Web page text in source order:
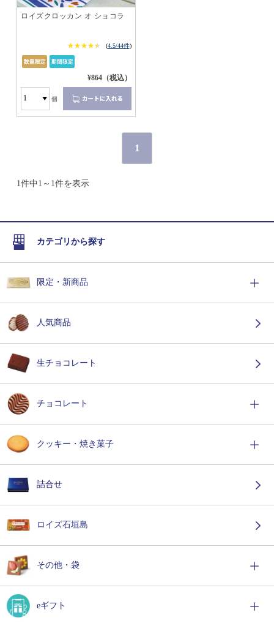
ロイズクロッカン オ ショコラ
★★★★★
★★★★★ (4.5/44件)
¥864（税込）
個
1
1件中1～1件を表示
カテゴリから探す
限定・新商品
人気商品
生チョコレート
チョコレート
クッキー・焼き菓子
詰合せ
ロイズ石垣島
その他・袋
eギフト